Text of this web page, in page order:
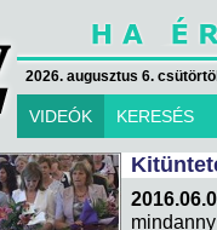
2026. augusztus 6.
VIDEÓK KERESÉS